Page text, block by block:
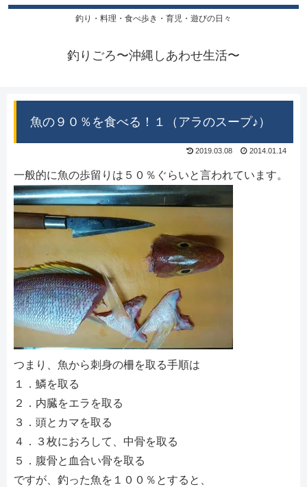
釣り・料理・食べ歩き・育児・遊びの日々
釣りごろ〜沖縄しあわせ生活〜
魚の９０％を食べる！１（アラのスープ♪）
2019.03.08 2014.01.14
一般的に魚の歩留りは５０％ぐらいと言われています。
つまり、魚から刺身の柵を取る手順は
１．鱗を取る
２．内臓をエラを取る
３．頭とカマを取る
４．３枚におろして、中骨を取る
５．腹骨と血合い骨を取る
ですが、釣った魚を１００％とすると、